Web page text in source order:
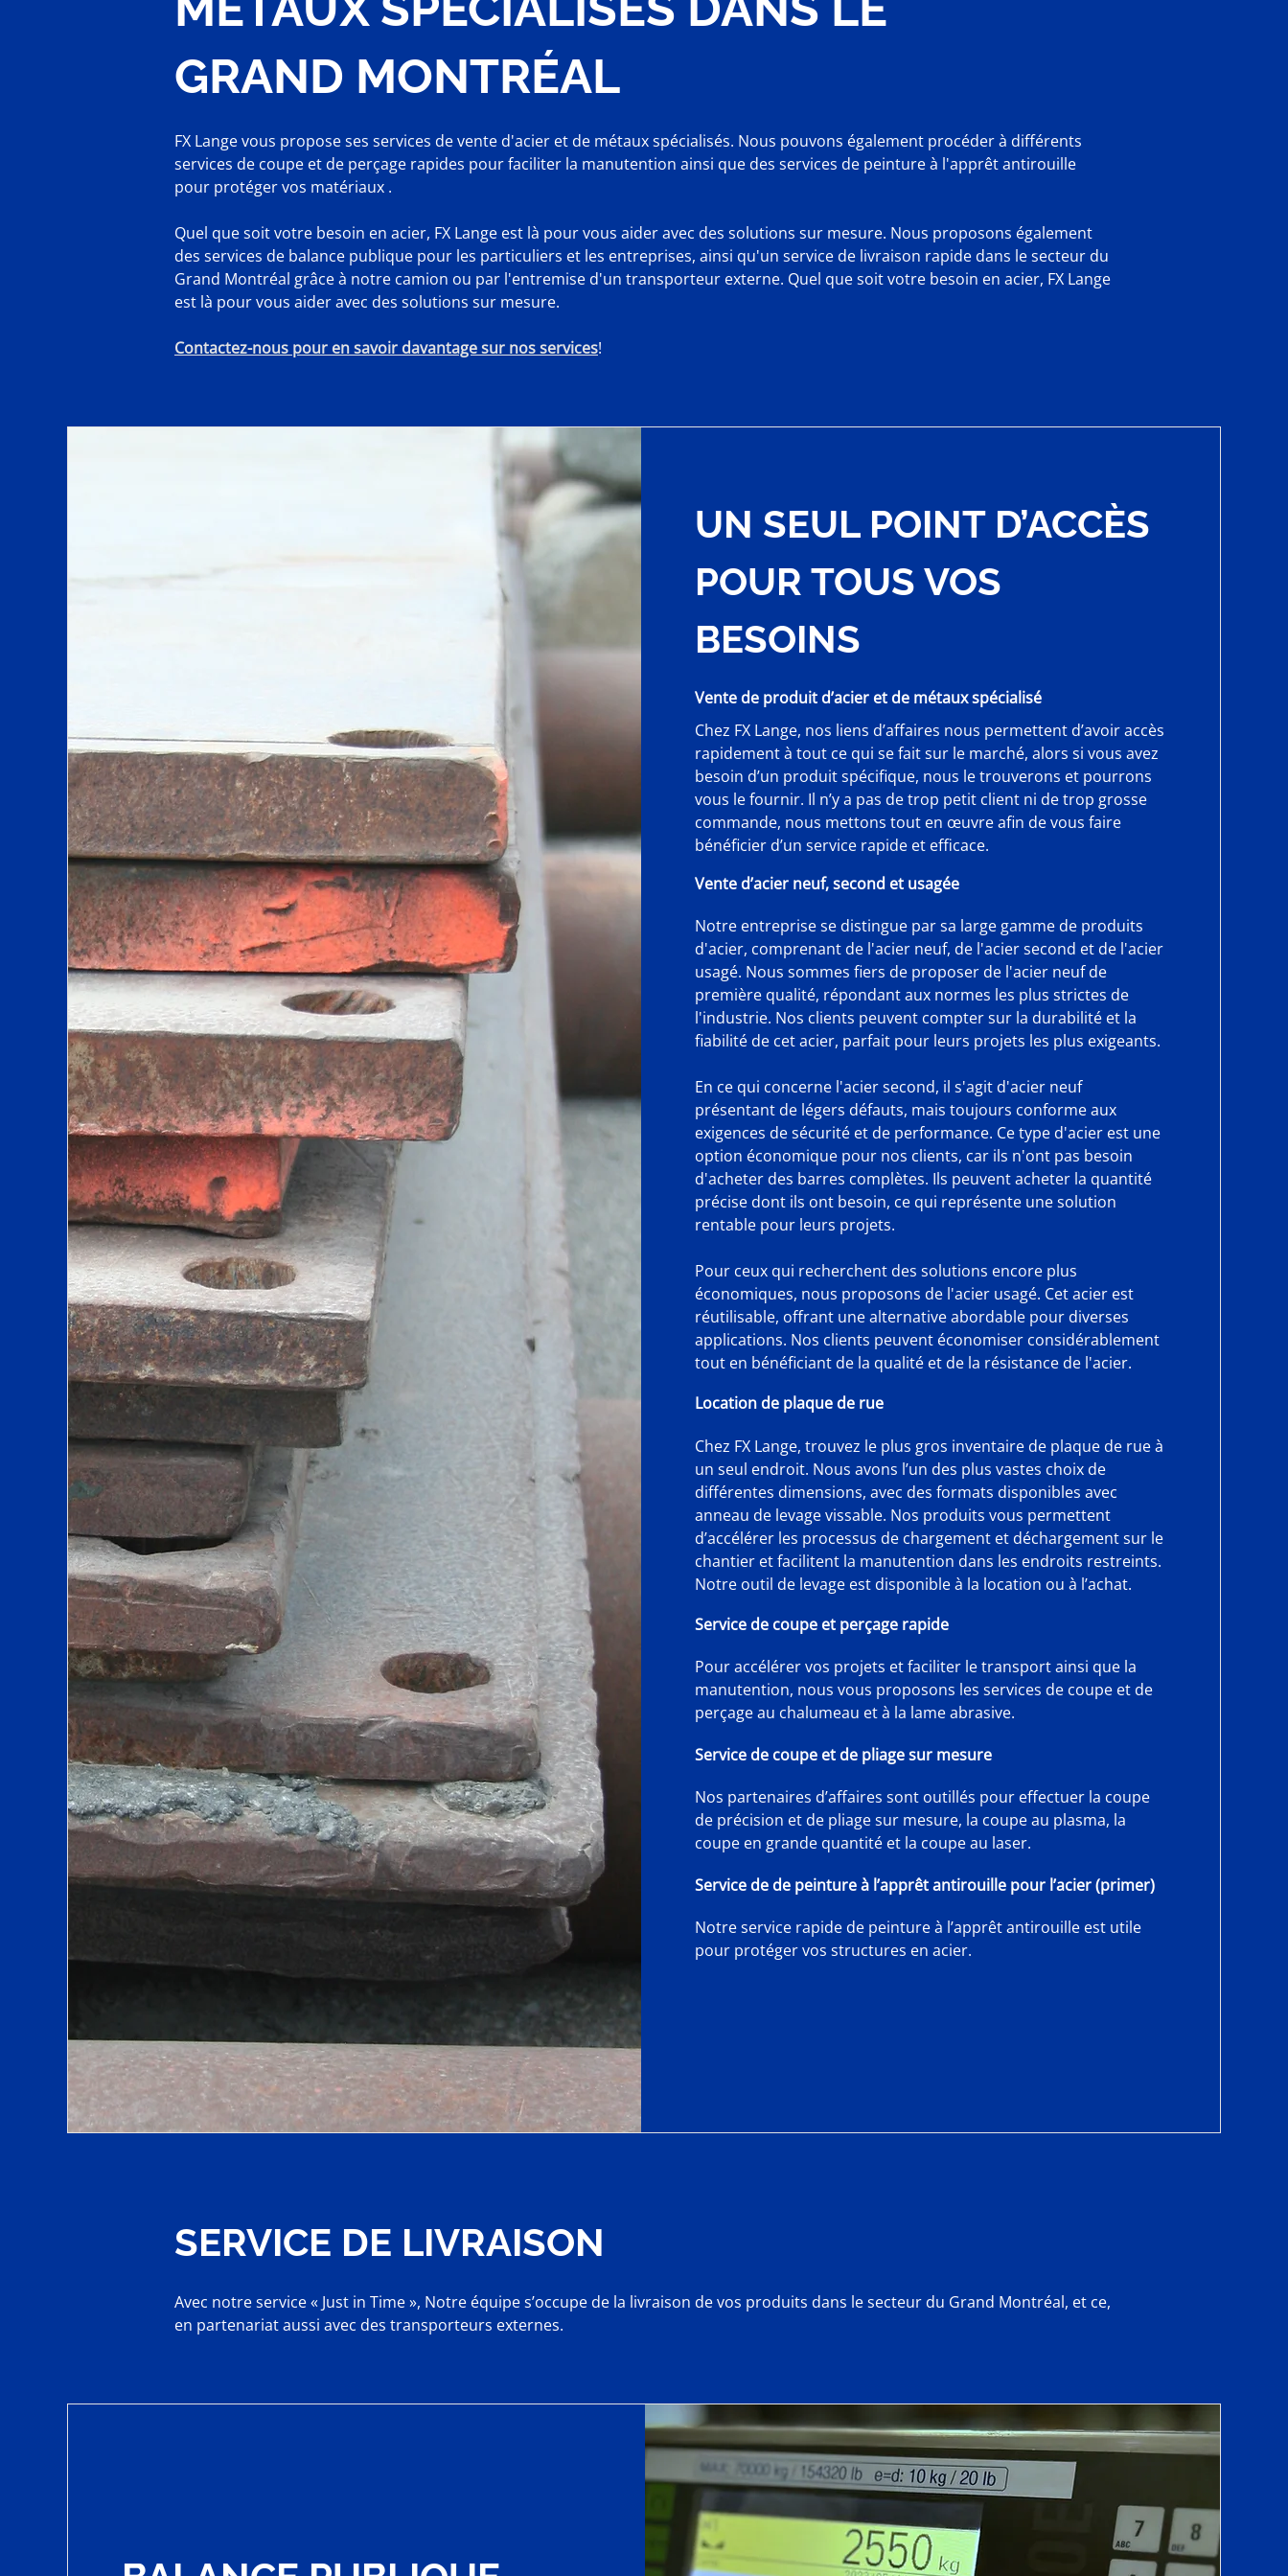
GRAND MONTRÉAL
FX Lange vous propose ses services de vente d'acier et de métaux spécialisés. Nous pouvons également procéder à différents
services de coupe et de perçage rapides pour faciliter la manutention ainsi que des services de peinture à l'apprêt antirouille
pour protéger vos matériaux .
Quel que soit votre besoin en acier, FX Lange est là pour vous aider avec des solutions sur mesure. Nous proposons également
des services de balance publique pour les particuliers et les entreprises, ainsi qu'un service de livraison rapide dans le secteur du
Grand Montréal grâce à notre camion ou par l'entremise d'un transporteur externe. Quel que soit votre besoin en acier, FX Lange
est là pour vous aider avec des solutions sur mesure.
Contactez-nous pour en savoir davantage sur nos services!
UN SEUL POINT D’ACCÈS
POUR TOUS VOS
BESOINS
Vente de produit d’acier et de métaux spécialisé
Chez FX Lange, nos liens d’affaires nous permettent d’avoir accès
rapidement à tout ce qui se fait sur le marché, alors si vous avez
besoin d’un produit spécifique, nous le trouverons et pourrons
vous le fournir. Il n’y a pas de trop petit client ni de trop grosse
commande, nous mettons tout en œuvre afin de vous faire
bénéficier d’un service rapide et efficace.
Vente d’acier neuf, second et usagée
Notre entreprise se distingue par sa large gamme de produits
d'acier, comprenant de l'acier neuf, de l'acier second et de l'acier
usagé. Nous sommes fiers de proposer de l'acier neuf de
première qualité, répondant aux normes les plus strictes de
l'industrie. Nos clients peuvent compter sur la durabilité et la
fiabilité de cet acier, parfait pour leurs projets les plus exigeants.
En ce qui concerne l'acier second, il s'agit d'acier neuf
présentant de légers défauts, mais toujours conforme aux
exigences de sécurité et de performance. Ce type d'acier est une
option économique pour nos clients, car ils n'ont pas besoin
d'acheter des barres complètes. Ils peuvent acheter la quantité
précise dont ils ont besoin, ce qui représente une solution
rentable pour leurs projets.
Pour ceux qui recherchent des solutions encore plus
économiques, nous proposons de l'acier usagé. Cet acier est
réutilisable, offrant une alternative abordable pour diverses
applications. Nos clients peuvent économiser considérablement
tout en bénéficiant de la qualité et de la résistance de l'acier.
Location de plaque de rue
Chez FX Lange, trouvez le plus gros inventaire de plaque de rue à
un seul endroit. Nous avons l’un des plus vastes choix de
différentes dimensions, avec des formats disponibles avec
anneau de levage vissable. Nos produits vous permettent
d’accélérer les processus de chargement et déchargement sur le
chantier et facilitent la manutention dans les endroits restreints.
Notre outil de levage est disponible à la location ou à l’achat.
Service de coupe et perçage rapide
Pour accélérer vos projets et faciliter le transport ainsi que la
manutention, nous vous proposons les services de coupe et de
perçage au chalumeau et à la lame abrasive.
Service de coupe et de pliage sur mesure
Nos partenaires d’affaires sont outillés pour effectuer la coupe
de précision et de pliage sur mesure, la coupe au plasma, la
coupe en grande quantité et la coupe au laser.
Service de de peinture à l’apprêt antirouille pour l’acier (primer)
Notre service rapide de peinture à l’apprêt antirouille est utile
pour protéger vos structures en acier.
SERVICE DE LIVRAISON
Avec notre service « Just in Time », Notre équipe s’occupe de la livraison de vos produits dans le secteur du Grand Montréal, et ce,
en partenariat aussi avec des transporteurs externes.